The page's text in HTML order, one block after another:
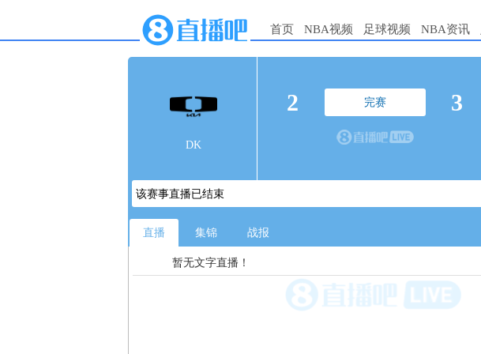
首页 NBA视频 足球视频 NBA资讯
DK
2 完赛 3
该赛事直播已结束
直播 集锦 战报
暂无文字直播！